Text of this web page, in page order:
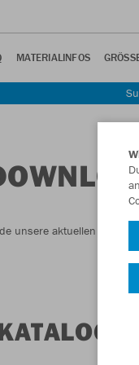
MATERIALINFOS
unsere aktuellen JAKO